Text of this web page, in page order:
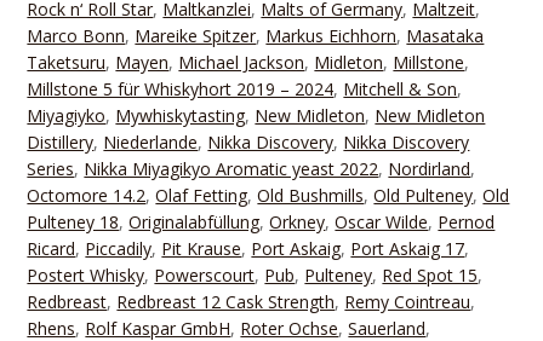
Rock n‘ Roll Star, Maltkanzlei, Malts of Germany, Maltzeit,
Marco Bonn, Mareike Spitzer, Markus Eichhorn, Masataka
Taketsuru, Mayen, Michael Jackson, Midleton, Millstone,
Millstone 5 für Whiskyhort 2019 – 2024, Mitchell & Son,
Miyagiyko, Mywhiskytasting, New Midleton, New Midleton
Distillery, Niederlande, Nikka Discovery, Nikka Discovery
Series, Nikka Miyagikyo Aromatic yeast 2022, Nordirland,
Octomore 14.2,Olaf Fetting,Old Bushmills,Old Pulteney,Old
Pulteney 18,Originalabfüllung,Orkney,Oscar Wilde, Pernod
Ricard, Piccadily, Pit Krause, Port Askaig, Port Askaig 17,
Postert Whisky, Powerscourt, Pub, Pulteney, Red Spot 15,
Redbreast, Redbreast 12 Cask Strength, Remy Cointreau,
Rhens, Rolf Kaspar GmbH, Roter Ochse,Sauerland,